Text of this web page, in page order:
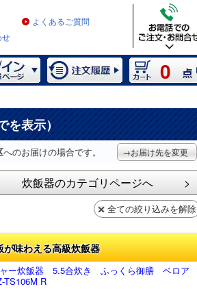
よくあるご質問
せ
0
表示）
へのお届けの場合です。 →お届け先を変更
炊飯器のカテゴリページへ
全ての絞り込みを解除
が味わえる高級炊飯器
ー炊飯器 5.5合炊き ふっくら御膳 ベロア
R